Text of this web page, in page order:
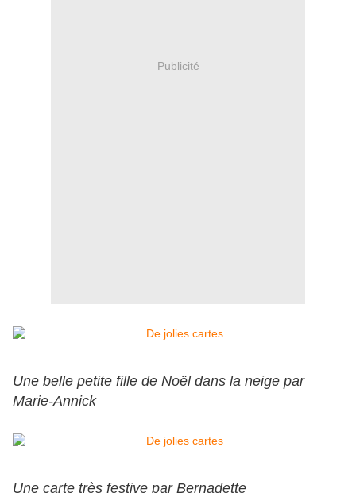
Publicité
Une belle petite fille de Noël dans la neige par
Marie-Annick
Une carte très festive par Bernadette